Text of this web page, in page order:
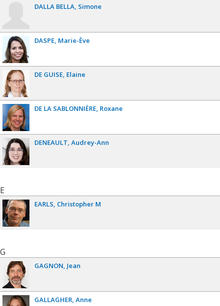
DALLA BELLA Simone
DASPE Marie-Ève
DE GUISE Elaine
DE LA SABLONNIÈRE Roxane
DENEAULT Audrey-Ann
E
EARLS Christopher M
G
GAGNON Jean
GALLAGHER Anne